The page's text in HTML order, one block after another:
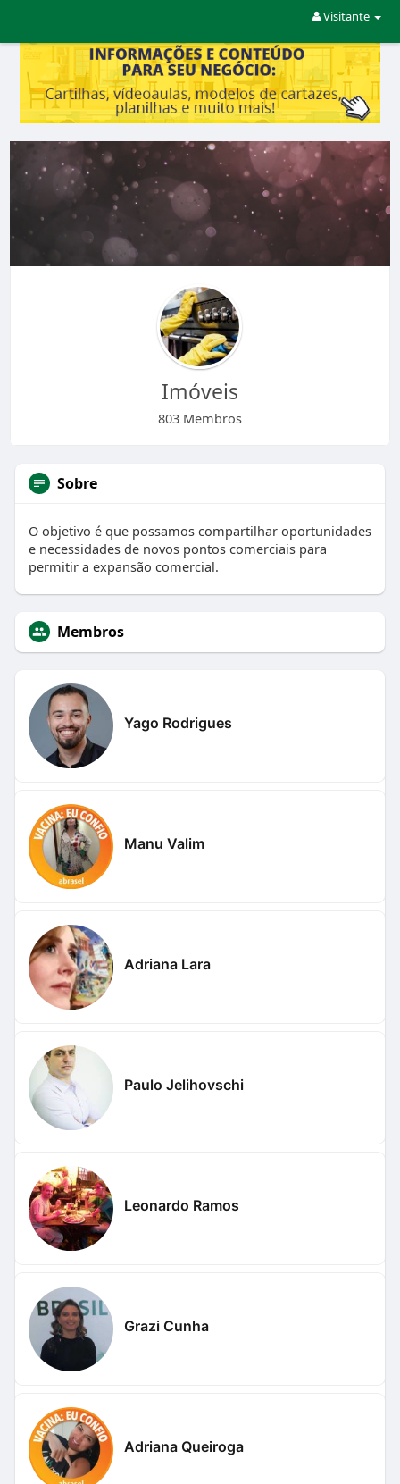
Visitante
Imóveis
803 Membros
Sobre
O objetivo é que possamos compartilhar oportunidades
e necessidades de novos pontos comerciais para
permitir a expansão comercial.
Membros
Yago Rodrigues
Manu Valim
Adriana Lara
Paulo Jelihovschi
Leonardo Ramos
Grazi Cunha
Adriana Queiroga